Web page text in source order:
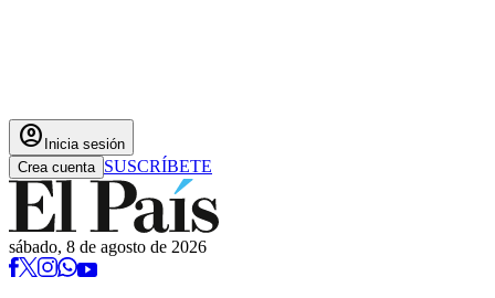
account_circle Inicia sesión
Crea cuenta SUSCRÍBETE
sábado, 8 de agosto de 2026